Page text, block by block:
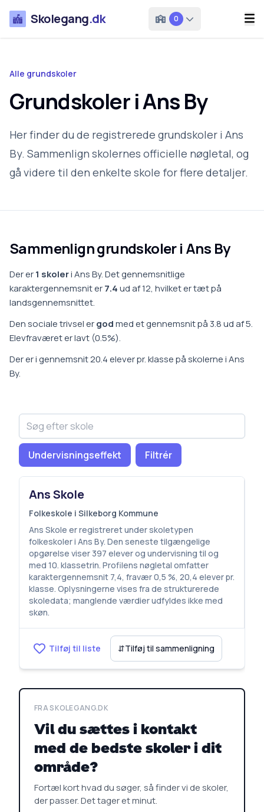
Skolegang.dk 0
Alle grundskoler
Grundskoler i Ans By
Her finder du de registrerede grundskoler i Ans
By. Sammenlign skolernes officielle nøgletal, og
gå videre til den enkelte skole for flere detaljer.
Sammenlign grundskoler i Ans By
Der er1 skoleriAns By.Det gennemsnitlige
karaktergennemsnit er7.4ud af 12, hvilket ertæt på
landsgennemsnittet.
Den sociale trivsel ergodmed et gennemsnit på 3.8ud af 5.
Elevfraværet erlavt (0.5%).
Der er i gennemsnit20.4elever pr. klasse påskolerne iAns
By.
Undervisningseffekt Filtrér
Ans Skole
Folkeskole i Silkeborg Kommune
Ans Skole er registreret under skoletypen
folkeskoler i Ans By. Den seneste tilgængelige
opgørelse viser 397 elever og undervisning til og
med 10. klassetrin. Profilens nøgletal omfatter
karaktergennemsnit 7,4, fravær 0,5 %, 20,4 elever pr.
klasse. Oplysningerne vises fra de strukturerede
skoledata; manglende værdier udfyldes ikke med
skøn.
Tilføj til liste ⇵Tilføj til sammenligning
FRA SKOLEGANG.DK
Vil du sættes i kontakt
med de bedste skoler i dit
område?
Fortæl kort hvad du søger, så finder vi de skoler,
der passer. Det tager et minut.